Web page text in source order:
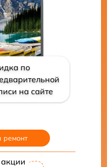
по
на сайте
ремонт